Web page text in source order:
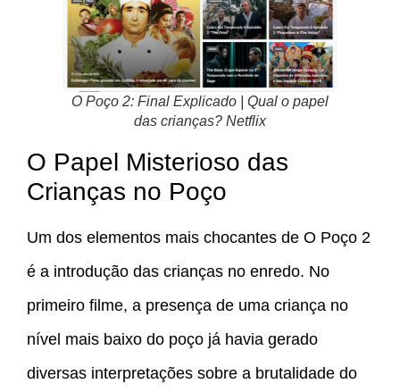
O Poço 2: Final Explicado | Qual o papel
das crianças? Netflix
O Papel Misterioso das
Crianças no Poço
Um dos elementos mais chocantes de O Poço 2
é a introdução das crianças no enredo. No
primeiro filme, a presença de uma criança no
nível mais baixo do poço já havia gerado
diversas interpretações sobre a brutalidade do